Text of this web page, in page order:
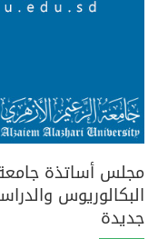
مجلس أساتذة جامعة
البكالوريوس
جديدة